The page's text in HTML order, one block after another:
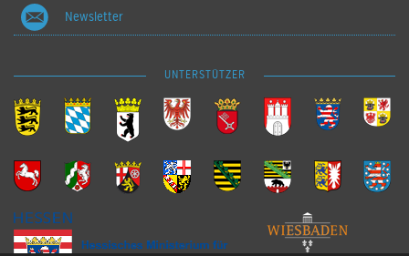
Newsletter
UNTERSTÜTZER